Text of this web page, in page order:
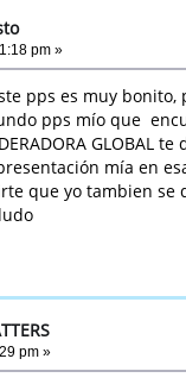
pm »
pps es muy
pps mío que
GLOBAL
mía en
que yo tambien se
pm »